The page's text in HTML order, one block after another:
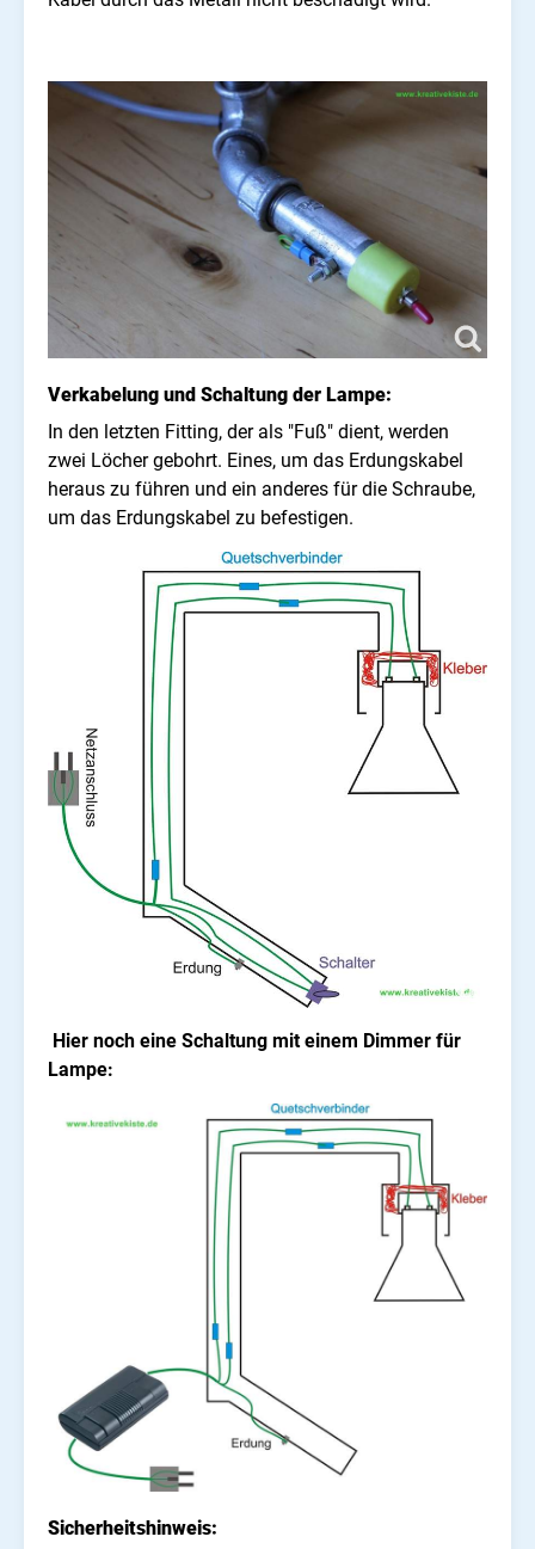
Verkabelung und Schaltung der Lampe:
In den letzten Fitting, der als "Fuß" dient, werden
zwei Löcher gebohrt. Eines, um das Erdungskabel
heraus zu führen und ein anderes für die Schraube,
um das Erdungskabel zu befestigen.
Hier noch eine Schaltung mit einem Dimmer für
Lampe:
Sicherheitshinweis: